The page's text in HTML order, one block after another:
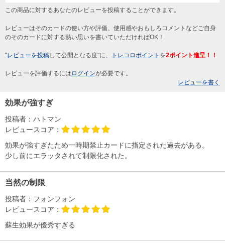
この商品に対するあなたのレビューを投稿することができます。
レビューはそのカードの使い方や評価、使用感やおもしろコメントなどご自身
のそのカードに対する熱い思いを書いていただければOK！
"レビューを投稿して公開となる度"に、 トレコロポイント を2ポイント進呈！！
レビューを評価するには ログインが必要です。
レビューを書く
効果が強すぎ
投稿者： ハトマン
レビュースコア：
効果が強すぎたため一時期禁止カードに指定された過去がある。
少し前にエラッタされて制限化された。
当然の制限
投稿者： フォンフォン
レビュースコア：
蘇生効果が優秀すぎる